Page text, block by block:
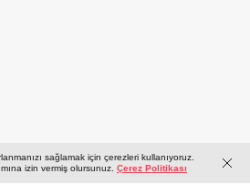
sağlamak için çerezleri kullanıyoruz.
izin vermiş olursunuz. Çerez Politikası